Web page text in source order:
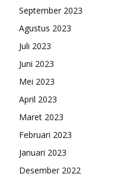
September 2023
Agustus 2023
Juli 2023
Juni 2023
Mei 2023
April 2023
Maret 2023
Februari 2023
Januari 2023
Desember 2022